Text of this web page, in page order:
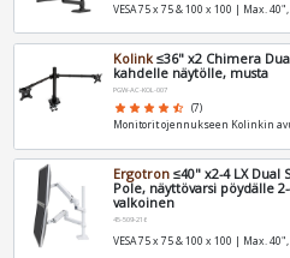
VESA 75 x 75 & 100 x 100 | Max.
Kolink ≤36" x2 Chimera
kahdelle näytölle, musta
PGW-AC-KOL-007
star star star star star_half (7)
Monitorit ojennukseen Kolinkin
Ergotron ≤40" x2-4 LX Dual
Pole, näyttövarsi pöydälle
valkoinen
45-509-216
VESA 75 x 75 & 100 x 100 | Max.